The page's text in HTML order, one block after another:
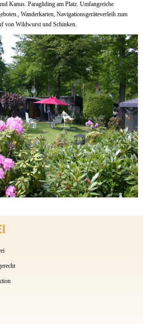
Kanus. Paragliding am Platz. Umfangreiche
Wanderkarten, Navigationsgeräteverleih zum
von Wildwurst und Schinken.